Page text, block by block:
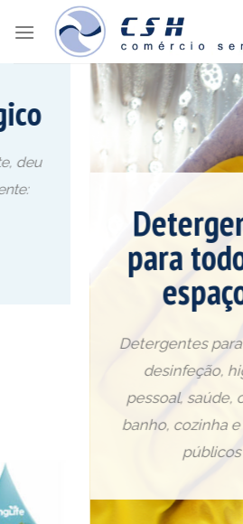
Detergentes
para todos os
espaços
Detergentes para limpeza,
desinfeção, higiene
pessoal, saúde, casas de
banho, cozinha e espaços